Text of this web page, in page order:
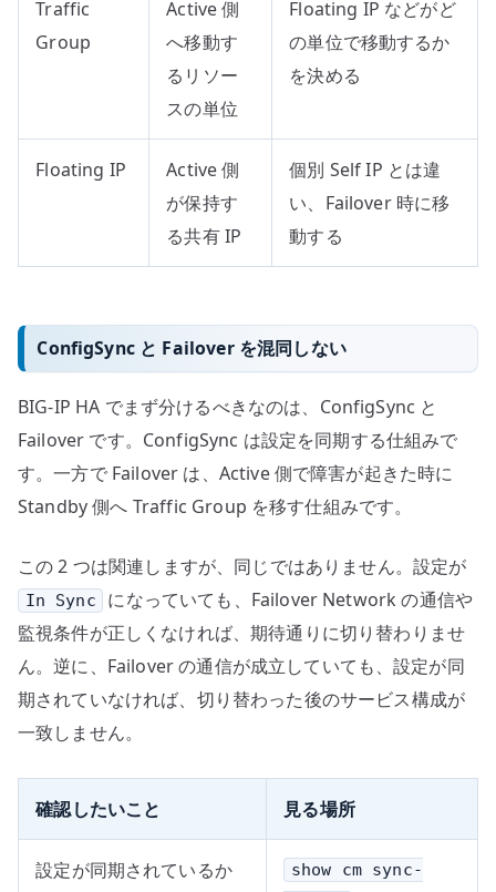
Traffic
Group
Active 側
へ移動す
るリソー
スの単位
Floating IP などがど
の単位で移動するか
を決める
Floating IP
Active 側
が保持す
る共有 IP
個別 Self IP とは違
い、Failover 時に移
動する
ConfigSync と Failover を混同しない
BIG-IP HA でまず分けるべきなのは、ConfigSync と
Failover です。ConfigSync は設定を同期する仕組みで
す。一方で Failover は、Active 側で障害が起きた時に
Standby 側へ Traffic Group を移す仕組みです。
この 2 つは関連しますが、同じではありません。設定が
In Sync
になっていても、Failover Network の通信や
監視条件が正しくなければ、期待通りに切り替わりませ
ん。逆に、Failover の通信が成立していても、設定が同
期されていなければ、切り替わった後のサービス構成が
一致しません。
確認したいこと 見る場所
設定が同期されているか
show cm sync-